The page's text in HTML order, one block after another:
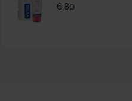
prijs
6,80